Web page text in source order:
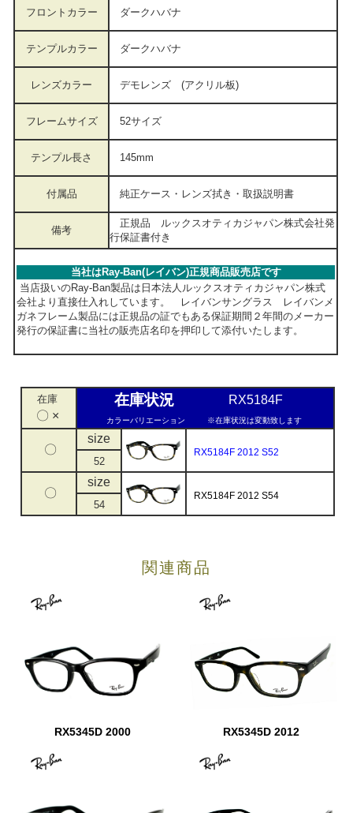
フロントカラー ダークハバナ
テンプルカラー ダークハバナ
レンズカラー デモレンズ (アクリル板)
フレームサイズ 52サイズ
テンプル長さ 145mm
付属品 純正ケース・レンズ拭き・取扱説明書
備考
正規品 ルックスオティカジャパン株式会社発
行保証書付き
当社はRay-Ban(レイバン)正規商品販売店です
当店扱いのRay-Ban製品は日本法人ルックスオティカジャパン株式
会社より直接仕入れしています。 レイバンサングラス レイバンメ
ガネフレーム製品には正規品の証でもある保証期間２年間のメーカー
発行の保証書に当社の販売店名印を押印して添付いたします。
在庫
〇 ×
在庫状況 RX5184F
カラーバリエーション ※在庫状況は変動致します
〇
size
RX5184F 2012 S52
52
〇
size
RX5184F 2012 S54
54
関連商品
RX5345D 2000 RX5345D 2012